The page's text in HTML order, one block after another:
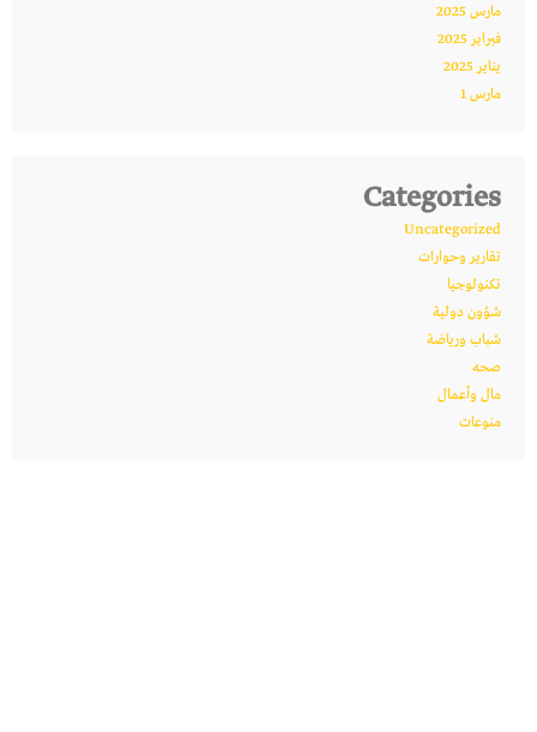
مارس 2025
فبراير 2025
يناير 2025
مارس 1
Categories
Uncategorized
تقارير وحوارات
تكنولوجيا
شؤون دولية
شباب ورياضة
صحه
مال وأعمال
منوعات